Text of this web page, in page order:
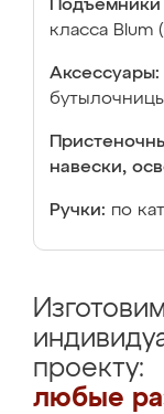
Подъемники
класса Blum
Аксессуары:
навески,
Ручки: по
проекту:
любые